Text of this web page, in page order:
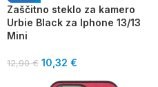
Zaščitno steklo za kamero
Urbie Black za Iphone 13/13
Mini
12,90€ 10,32 €